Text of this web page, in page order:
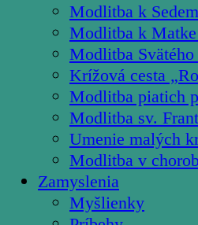
Modlitba k
Modlitba k
Modlitba
Krížová cesta
Modlitba piatich
Modlitba sv.
Umenie malých
Modlitba v
Zamyslenia
Myšlienky